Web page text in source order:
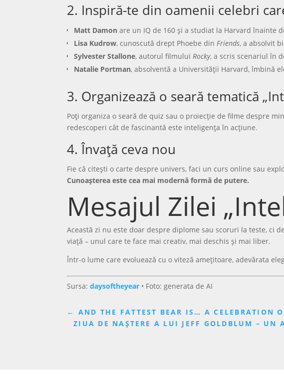
2. Inspiră-te din oamenii celebri
Matt Damon are un IQ de 160 și a studiat la Harvard înainte
Lisa Kudrow, cunoscută drept Phoebe dinFriends, a absolvit
Sylvester Stallone, autorul filmuluiRocky, a scris scenariul în
Natalie Portman, absolventă a Universității Harvard, îmbină
3. Organizează o seară tematică
Poți organiza o seară de quiz sau o proiecție de filme despre
redescoperi cât de fascinantă este inteligența în acțiune.
4. Învață ceva nou
Fie că citești o carte despre univers, faci un curs online sau
Cunoașterea este cea mai modernă formă de putere.
Mesajul Zilei
Această zi nu este doar despre diplome sau scoruri la teste, ci
viață – unul care te face mai creativ, mai deschis și mai liber.
Într-o lume care evoluează cu o viteză amețitoare, adevărata
Sursa:daysoftheyear • Foto: generata de AI
← AND THE FATTEST BEAR IS… A CELEBRATION
ZIUA DE NAȘTERE A LUI JEFF GOLDBLUM – UN